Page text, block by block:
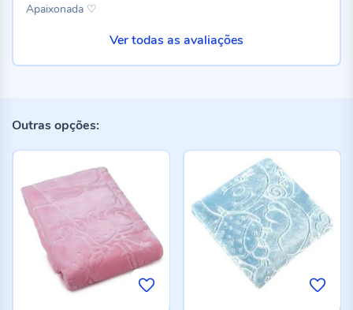
Apaixonada ♡
Ver todas as avaliações
Outras opções: